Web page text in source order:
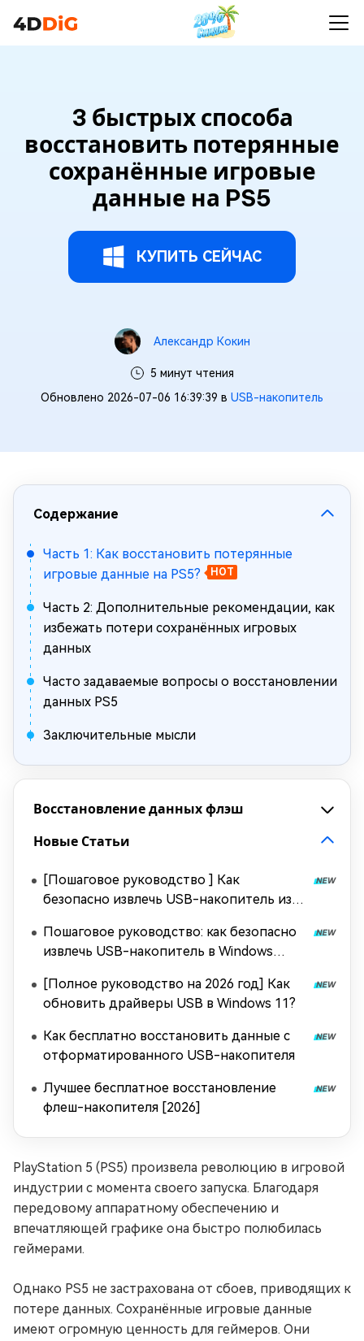
3 быстрых способа
восстановить потерянные
сохранённые игровые
данные на PS5
КУПИТЬ СЕЙЧАС
Александр Кокин
5 минут чтения
Обновлено 2026-07-06 16:39:39 в USB-накопитель
Содержание
Часть 1: Как восстановить потерянные
игровые данные на PS5?
HOT
Часть 2: Дополнительные рекомендации, как
избежать потери сохранённых игровых
данных
Часто задаваемые вопросы о восстановлении
данных PS5
Заключительные мысли
Восстановление данных флэш
Новые Статьи
[Пошаговое руководство ] Как
безопасно извлечь USB-накопитель из
Пошаговое руководство: как безопасно
извлечь USB-накопитель в Windows
[Полное руководство на 2026 год] Как
обновить драйверы USB в Windows 11?
Как бесплатно восстановить данные с
отформатированного USB-накопителя
Лучшее бесплатное восстановление
флеш-накопителя [2026]
PlayStation 5 (PS5) произвела революцию в игровой
индустрии с момента своего запуска. Благодаря
передовому аппаратному обеспечению и
впечатляющей графике она быстро полюбилась
геймерами.
Однако PS5 не застрахована от сбоев, приводящих к
потере данных. Сохранённые игровые данные
имеют огромную ценность для геймеров. Они